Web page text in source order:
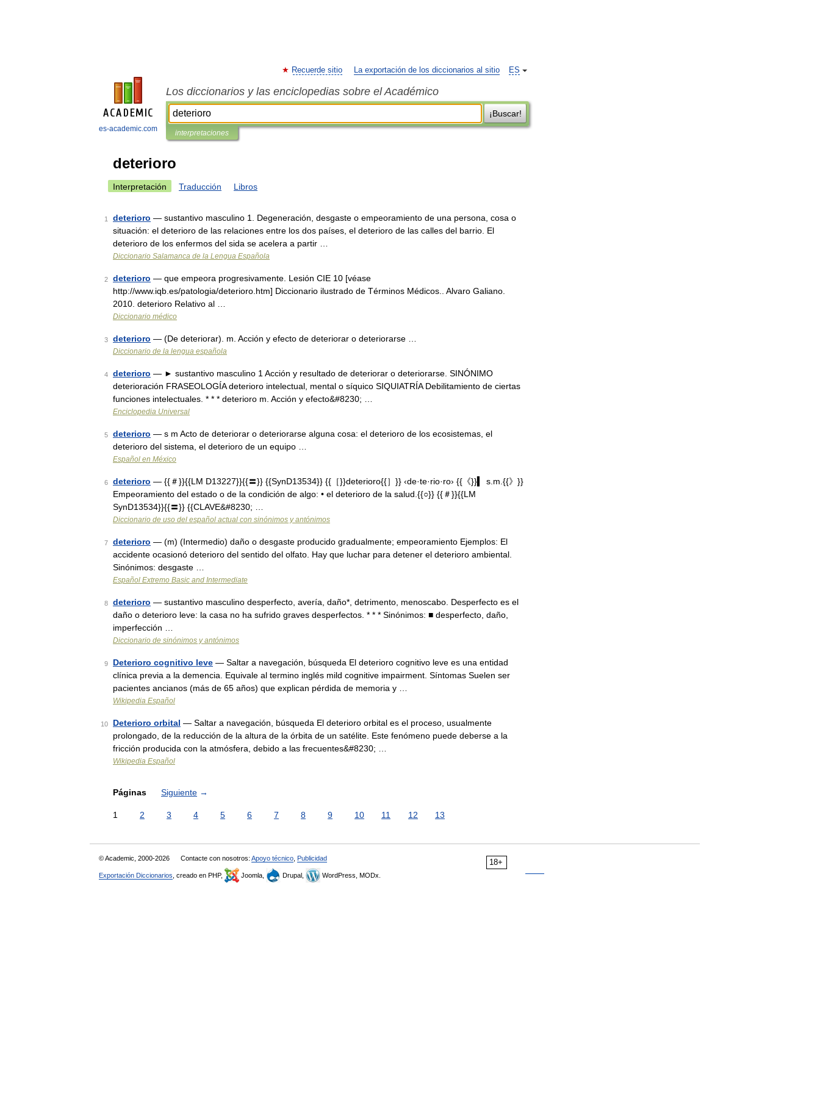
es-academic.com
ES
Recuerde sitio La exportación de los diccionarios al sitio
Los diccionarios y las enciclopedias sobre el Académico
¡Buscar!
interpretaciones
deterioro
Interpretación Traducción Libros
1 deterioro — sustantivo masculino 1. Degeneración, desgaste o empeoramiento de una persona, cosa o
situación: el deterioro de las relaciones entre los dos países, el deterioro de las calles del barrio. El
deterioro de los enfermos del sida se acelera a partir …
Diccionario Salamanca de la Lengua Española
2 deterioro — que empeora progresivamente. Lesión CIE 10 [véase
http://www.iqb.es/patologia/deterioro.htm] Diccionario ilustrado de Términos Médicos.. Alvaro Galiano.
2010. deterioro Relativo al …
Diccionario médico
3 deterioro — (De deteriorar). m. Acción y efecto de deteriorar o deteriorarse …
Diccionario de la lengua española
4 deterioro — ► sustantivo masculino 1 Acción y resultado de deteriorar o deteriorarse. SINÓNIMO
deterioración FRASEOLOGÍA deterioro intelectual, mental o síquico SIQUIATRÍA Debilitamiento de ciertas
funciones intelectuales. * * * deterioro m. Acción y efecto&#8230; …
Enciclopedia Universal
5 deterioro — s m Acto de deteriorar o deteriorarse alguna cosa: el deterioro de los ecosistemas, el
deterioro del sistema, el deterioro de un equipo …
Español en México
6 deterioro — {{＃}}{{LM D13227}}{{〓}} {{SynD13534}} {{［}}deterioro{{］}} ‹de·te·rio·ro› {{《}}▍ s.m.{{》}}
Empeoramiento del estado o de la condición de algo: • el deterioro de la salud.{{○}} {{＃}}{{LM
SynD13534}}{{〓}} {{CLAVE&#8230; …
Diccionario de uso del español actual con sinónimos y antónimos
7 deterioro — (m) (Intermedio) daño o desgaste producido gradualmente; empeoramiento Ejemplos: El
accidente ocasionó deterioro del sentido del olfato. Hay que luchar para detener el deterioro ambiental.
Sinónimos: desgaste …
Español Extremo Basic and Intermediate
8 deterioro — sustantivo masculino desperfecto, avería, daño*, detrimento, menoscabo. Desperfecto es el
daño o deterioro leve: la casa no ha sufrido graves desperfectos. * * * Sinónimos: ■ desperfecto, daño,
imperfección …
Diccionario de sinónimos y antónimos
9 Deterioro cognitivo leve — Saltar a navegación, búsqueda El deterioro cognitivo leve es una entidad
clínica previa a la demencia. Equivale al termino inglés mild cognitive impairment. Síntomas Suelen ser
pacientes ancianos (más de 65 años) que explican pérdida de memoria y …
Wikipedia Español
10 Deterioro orbital — Saltar a navegación, búsqueda El deterioro orbital es el proceso, usualmente
prolongado, de la reducción de la altura de la órbita de un satélite. Este fenómeno puede deberse a la
fricción producida con la atmósfera, debido a las frecuentes&#8230; …
Wikipedia Español
Páginas Siguiente →
1 2 3 4 5 6 7 8 9 10 11 12 13
18+
© Academic, 2000-2026 Contacte con nosotros: Apoyo técnico Publicidad
Exportación Diccionarios , creado en PHP, Joomla, Drupal, WordPress, MODx.